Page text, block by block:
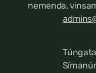
nemenda,